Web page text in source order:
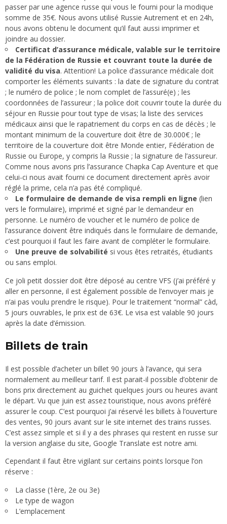
passer par une agence russe qui vous le fourni pour la modique
somme de 35€. Nous avons utilisé Russie Autrement et en 24h,
nous avons obtenu le document qu’il faut aussi imprimer et
joindre au dossier.
Certificat d’assurance médicale, valable sur le territoire
de la Fédération de Russie et couvrant toute la durée de
validité du visa. Attention! La police d’assurance médicale doit
comporter les éléments suivants : la date de signature du contrat
; le numéro de police ; le nom complet de l’assuré(e) ; les
coordonnées de l’assureur ; la police doit couvrir toute la durée du
séjour en Russie pour tout type de visas; la liste des services
médicaux ainsi que le rapatriement du corps en cas de décès ; le
montant minimum de la couverture doit être de 30.000€ ; le
territoire de la couverture doit être Monde entier, Fédération de
Russie ou Europe, y compris la Russie ; la signature de l’assureur.
Comme nous avons pris l’assurance Chapka Cap Aventure et que
celui-ci nous avait fourni ce document directement après avoir
réglé la prime, cela n’a pas été compliqué.
Le formulaire de demande de visa rempli en ligne (lien
vers le formulaire), imprimé et signé par le demandeur en
personne. Le numéro de voucher et le numéro de police de
l’assurance doivent être indiqués dans le formulaire de demande,
c’est pourquoi il faut les faire avant de compléter le formulaire.
Une preuve de solvabilité si vous êtes retraités, étudiants
ou sans emploi.
Ce joli petit dossier doit être déposé au centre VFS (j’ai préféré y
aller en personne, il est également possible de l’envoyer mais je
n’ai pas voulu prendre le risque). Pour le traitement “normal” càd,
5 jours ouvrables, le prix est de 63€. Le visa est valable 90 jours
après la date d’émission.
Billets de train
Il est possible d’acheter un billet 90 jours à l’avance, qui sera
normalement au meilleur tarif. Il est parait-il possible d’obtenir de
bons prix directement au guichet quelques jours ou heures avant
le départ. Vu que juin est assez touristique, nous avons préféré
assurer le coup. C’est pourquoi j’ai réservé les billets à l’ouverture
des ventes, 90 jours avant sur le site internet des trains russes.
C’est assez simple et si il y a des phrases qui restent en russe sur
la version anglaise du site, Google Translate est notre ami.
Cependant il faut être vigilant sur certains points lorsque l’on
réserve :
La classe (1ère, 2e ou 3e)
Le type de wagon
L’emplacement